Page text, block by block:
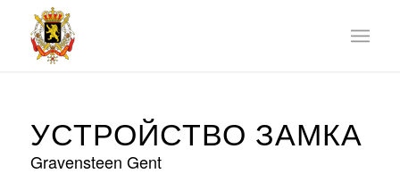
УСТРОЙСТВО ЗАМКА
Gravensteen Gent